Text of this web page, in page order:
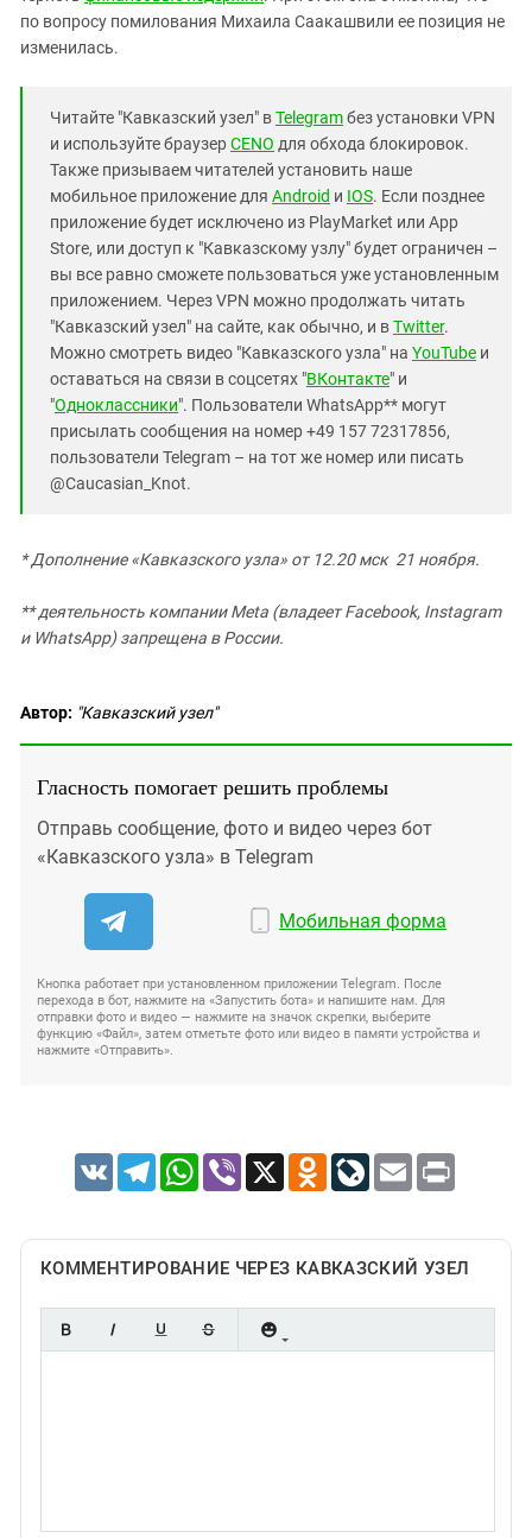
по вопросу помилования Михаила Саакашвили ее позиция не
изменилась.
Читайте "Кавказский узел" вTelegramбез установки VPN
и используйте браузерCENO для обхода блокировок.
Также призываем читателей установить наше
мобильное приложение для Android и IOS. Если позднее
приложение будет исключено из PlayMarket или App
Store, или доступ к "Кавказскому узлу" будет ограничен –
вы все равно сможете пользоваться уже установленным
приложением. Через VPN можно продолжать читать
"Кавказский узел" на сайте, как обычно, и вTwitter.
Можно смотреть видео "Кавказского узла" на YouTube и
оставаться на связи в соцсетях "ВКонтакте" и
"Одноклассники". Пользователи WhatsApp** могут
присылать сообщения на номер +49 157 72317856,
пользователи Telegram – на тот же номер или писать
@Caucasian_Knot.
* Дополнение «Кавказского узла» от 12.20 мск 21 ноября.
** деятельность компании Meta (владеет Facebook, Instagram
и WhatsApp) запрещена в России.
Автор: "Кавказский узел"
Гласность помогает решить проблемы
Отправь сообщение, фото и видео через бот
«Кавказского узла» в Telegram
Мобильная форма
Кнопка работает при установленном приложении Telegram. После
перехода в бот, нажмите на «Запустить бота» и напишите нам. Для
отправки фото и видео — нажмите на значок скрепки, выберите
функцию «Файл», затем отметьте фото или видео в памяти устройства и
нажмите «Отправить».
VK TelegramWhatsApp
Viber X Odnoklassniki
LiveJournal
Email Print
КОММЕНТИРОВАНИЕ ЧЕРЕЗ КАВКАЗСКИЙ УЗЕЛ